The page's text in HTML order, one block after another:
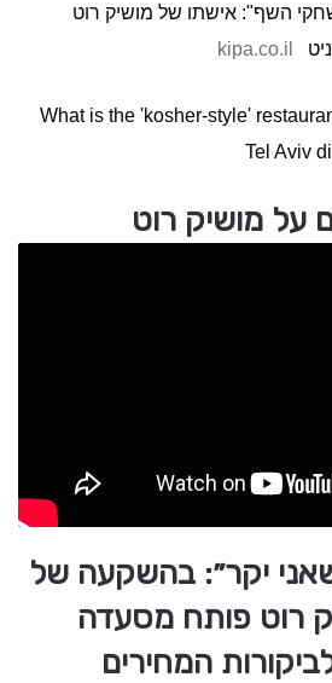
השף": אישתו של מושיק רוט
kipa.co.il
What is the 'kosher-style'
Tel Aviv
על מושיק רוט
יקר״: בהשקעה של
רוט פותח מסעדה
המחירים